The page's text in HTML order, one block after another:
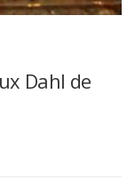
Dahl de